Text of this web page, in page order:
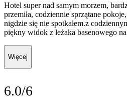
Hotel super nad samym morzem,
przemiła, codziennie sprzątane
nigdzie się nie spotkałem.z
piękny widok z leżaka basenowego
Więcej
6.0/6